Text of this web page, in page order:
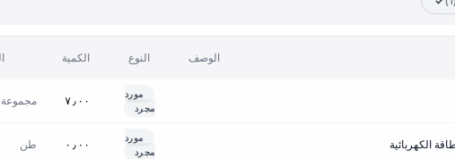
الوصف النوع الكمية
مورد
مجرد
٧٫٠٠ مجموعة
الكهربائية
مورد
مجرد
٠٫٠٠ طن